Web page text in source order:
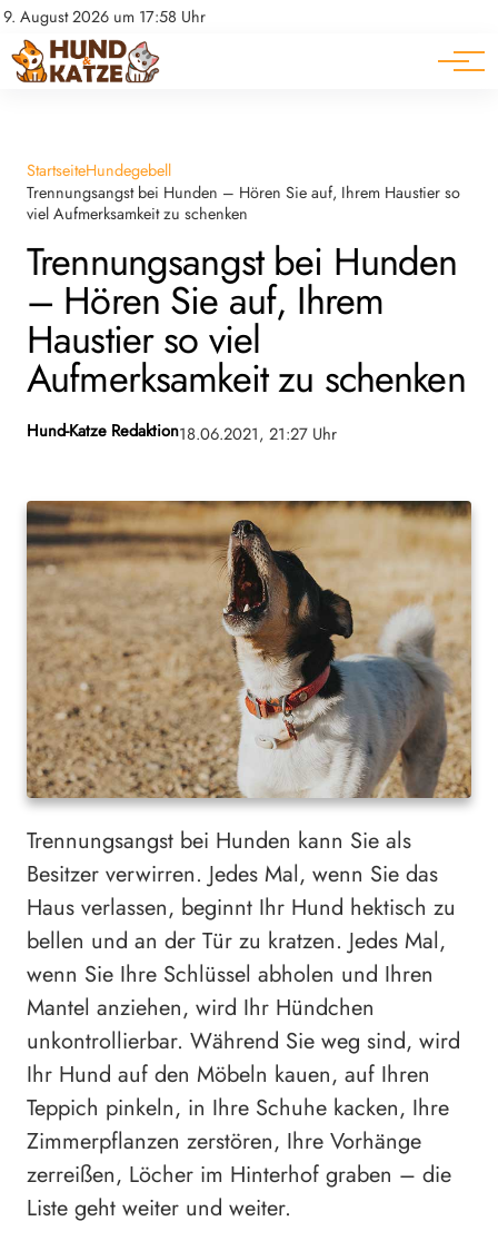
9. August 2026 um 17:58 Uhr
Datenschutz
Impressum
Pferde
Ratgeber
StartseiteHundegebell
Trennungsangst bei Hunden – Hören Sie auf, Ihrem Haustier so
viel Aufmerksamkeit zu schenken
Trennungsangst bei Hunden
– Hören Sie auf, Ihrem
Haustier so viel
Aufmerksamkeit zu schenken
Hund-Katze Redaktion18.06.2021, 21:27 Uhr
Trennungsangst bei Hunden kann Sie als
Besitzer verwirren. Jedes Mal, wenn Sie das
Haus verlassen, beginnt Ihr Hund hektisch zu
bellen und an der Tür zu kratzen. Jedes Mal,
wenn Sie Ihre Schlüssel abholen und Ihren
Mantel anziehen, wird Ihr Hündchen
unkontrollierbar. Während Sie weg sind, wird
Ihr Hund auf den Möbeln kauen, auf Ihren
Teppich pinkeln, in Ihre Schuhe kacken, Ihre
Zimmerpflanzen zerstören, Ihre Vorhänge
zerreißen, Löcher im Hinterhof graben – die
Liste geht weiter und weiter.